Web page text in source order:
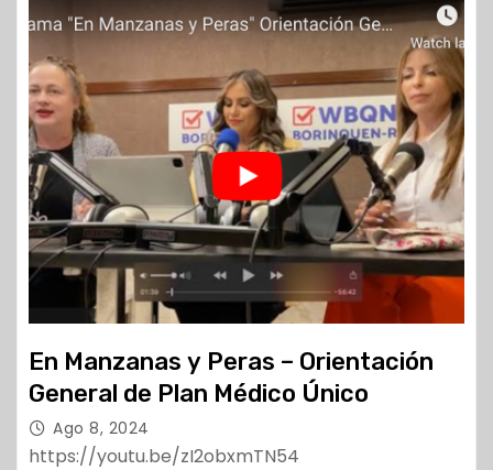
En Manzanas y Peras – Orientación
General de Plan Médico Único
Ago 8, 2024
https://youtu.be/zI2obxmTN54